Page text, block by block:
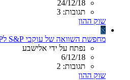
24/12/18
תגובות: 3
שוק ההון
א
מחפשת השוואה של עוקבי S&P לS&P
נפתח על ידי אלישבע
6/12/18
תגובות: 2
שוק ההון